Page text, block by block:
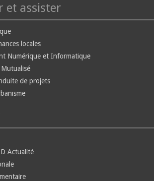
et assister
locales
Numérique et Informatique
de projets
Actualité